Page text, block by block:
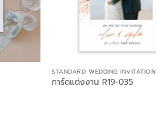
STANDARD WEDDING INVITATION
การ์ดแต่งงาน R19-035